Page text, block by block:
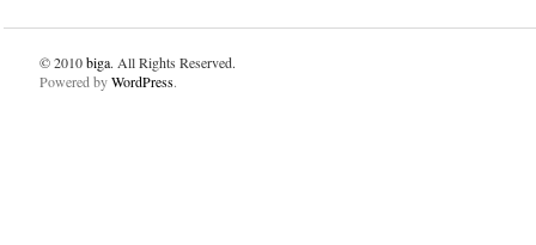
© 2010biga. All Rights Reserved.
Powered byWordPress.